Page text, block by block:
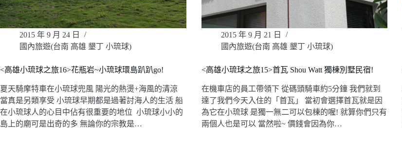
2015 年 9 月 24 日
國內旅遊(台南 高雄 墾丁 小琉球)
<高雄小琉球之旅16>花瓶岩~小琉球環島趴趴go!
夏天騎摩特車在小琉球兜風 陽光的熱燙+海風的清涼
當真是另類享受 小琉球早期都是過著討海人的生活 船
在小琉球人的心目中佔有很重要的地位 小琉球小小的
島上的廟可是出奇的多 無論你的宗教是…
2015 年 9 月 21 日
國內旅遊(台南 高雄 墾丁 小琉球)
<高雄小琉球之旅15>首瓦 Shou Watt 獨棟別墅民宿!
在機車店的員工帶領下 從碼頭騎車約5分鐘 我們就到
達了我們今天入住的「首瓦」 當初會選擇首瓦就是因
為它在小琉球 是獨一無二可以包棟的喔! 就算你們只有
兩個人也是可以 當然啦~ 價錢會因為你…